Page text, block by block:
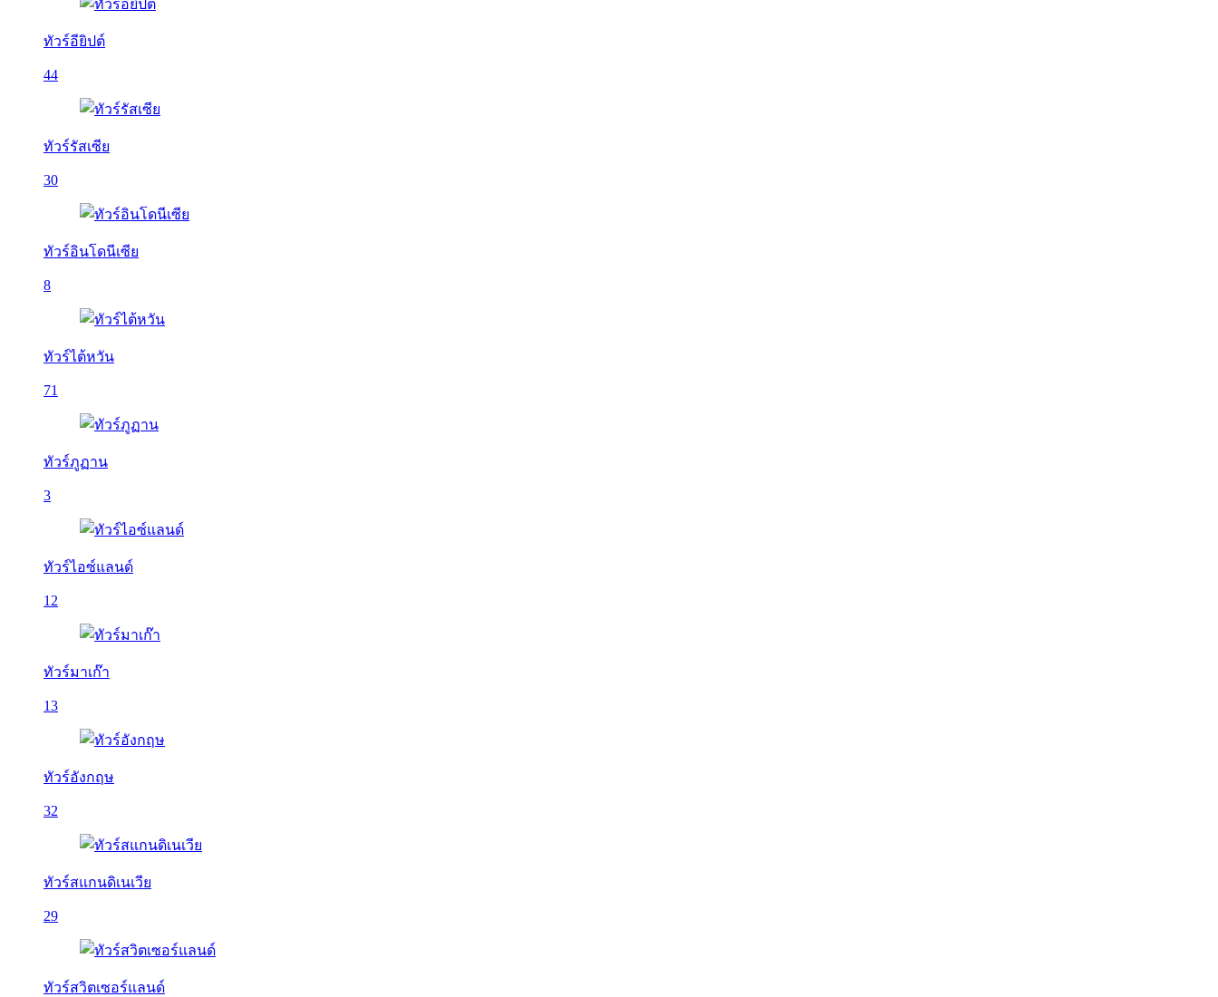
ทัวร์อียิปต์
44
ทัวร์รัสเซีย
30
ทัวร์อินโดนีเซีย
8
ทัวร์ไต้หวัน
71
ทัวร์ภูฏาน
3
ทัวร์ไอซ์แลนด์
12
ทัวร์มาเก๊า
13
ทัวร์อังกฤษ
32
ทัวร์สแกนดิเนเวีย
29
ทัวร์สวิตเซอร์แลนด์